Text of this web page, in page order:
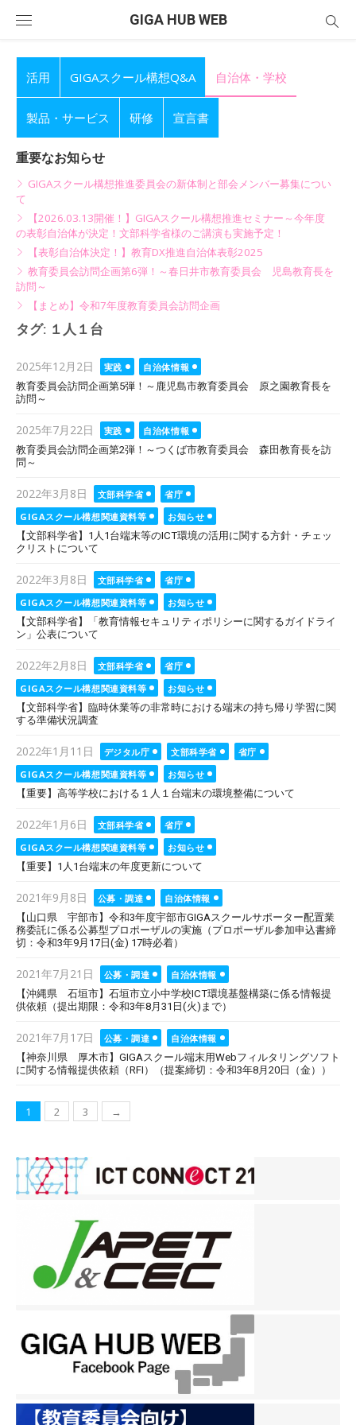
GIGA HUB WEB
活用 GIGAスクール構想Q&A 自治体・学校
製品・サービス 研修 宣言書
重要なお知らせ
GIGAスクール構想推進委員会の新体制と部会メンバー募集につい
て
【2026.03.13開催！】GIGAスクール構想推進セミナー～今年度
の表彰自治体が決定！文部科学省様のご講演も実施予定！
【表彰自治体決定！】教育DX推進自治体表彰2025
教育委員会訪問企画第6弾！～春日井市教育委員会 児島教育長を
訪問～
【まとめ】令和7年度教育委員会訪問企画
タグ: １人１台
Posted
on
2025年12月2日 実践
自治体情報
教育委員会訪問企画第5弾！～鹿児島市教育委員会 原之園教育長を
訪問～
Posted
on
2025年7月22日 実践
自治体情報
教育委員会訪問企画第2弾！～つくば市教育委員会 森田教育長を訪
問～
Posted
on
2022年3月8日 文部科学省
省庁
GIGAスクール構想関連資料等
お知らせ
【文部科学省】1人1台端末等のICT環境の活用に関する方針・チェッ
クリストについて
Posted
on
2022年3月8日 文部科学省
省庁
GIGAスクール構想関連資料等
お知らせ
【文部科学省】「教育情報セキュリティポリシーに関するガイドライ
ン」公表について
Posted
on
2022年2月8日 文部科学省
省庁
GIGAスクール構想関連資料等
お知らせ
【文部科学省】臨時休業等の非常時における端末の持ち帰り学習に関
する準備状況調査
Posted
on
2022年1月11日 デジタル庁 文部科学省
省庁
GIGAスクール構想関連資料等
お知らせ
【重要】高等学校における１人１台端末の環境整備について
Posted
on
2022年1月6日 文部科学省
省庁
GIGAスクール構想関連資料等
お知らせ
【重要】1人1台端末の年度更新について
Posted
on
2021年9月8日 公募・調達
自治体情報
【山口県 宇部市】令和3年度宇部市GIGAスクールサポーター配置業
務委託に係る公募型プロポーザルの実施（プロポーザル参加申込書締
切：令和3年9月17日(金) 17時必着）
Posted
on
2021年7月21日 公募・調達
自治体情報
【沖縄県 石垣市】石垣市立小中学校ICT環境基盤構築に係る情報提
供依頼（提出期限：令和3年8月31日(火)まで）
Posted
on
2021年7月17日 公募・調達
自治体情報
【神奈川県 厚木市】GIGAスクール端末用Webフィルタリングソフト
に関する情報提供依頼（RFI）（提案締切：令和3年8月20日（金））
投
ナ
ビ
ゲ
ョ
1 2 3 →